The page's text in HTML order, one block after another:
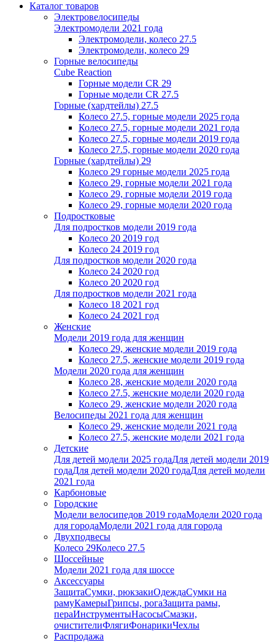
Каталог товаров
Электровелосипеды
Электромодели 2021 года
Электромодели, колесо 27.5
Электромодели, колесо 29
Горные велосипеды
Cube Reaction
Горные модели CR 29
Горные модели CR 27.5
Горные (хардтейлы) 27.5
Колесо 27.5, горные модели 2025 года
Колесо 27.5, горные модели 2021 года
Колесо 27.5, горные модели 2019 года
Колесо 27.5, горные модели 2020 года
Горные (хардтейлы) 29
Колесо 29 горные модели 2025 года
Колесо 29, горные модели 2021 года
Колесо 29, горные модели 2019 года
Колесо 29, горные модели 2020 года
Подростковые
Для подростков модели 2019 года
Колесо 20 2019 год
Колесо 24 2019 год
Для подростков модели 2020 года
Колесо 24 2020 год
Колесо 20 2020 год
Для подростков модели 2021 года
Колесо 18 2021 год
Колесо 24 2021 год
Женскиe
Модели 2019 года для женщин
Колесо 29, женские модели 2019 года
Колесо 27.5, женские модели 2019 года
Модели 2020 года для женщин
Колесо 28, женские модели 2020 года
Колесо 27.5, женские модели 2020 года
Колесо 29, женские модели 2020 года
Велосипеды 2021 года для женщин
Колесо 29, женские модели 2021 года
Колесо 27.5, женские модели 2021 года
Детские
Для детей модели 2025 годаДля детей модели 2019
годаДля детей модели 2020 годаДля детей модели
2021 года
Карбоновые
Городские
Модели велосипедов 2019 годаМодели 2020 года
для городаМодели 2021 года для города
Двухподвесы
Колесо 29Колесо 27.5
Шоссейные
Модели 2021 года для шоссе
Аксессуары
ЗащитаСумки, рюкзакиОдеждаСумки на
рамуКамерыГрипсы, рогаЗащита рамы,
пераИнструментыНасосыСмазки,
очистителиФлягиФонарикиЧехлы
Распродажа